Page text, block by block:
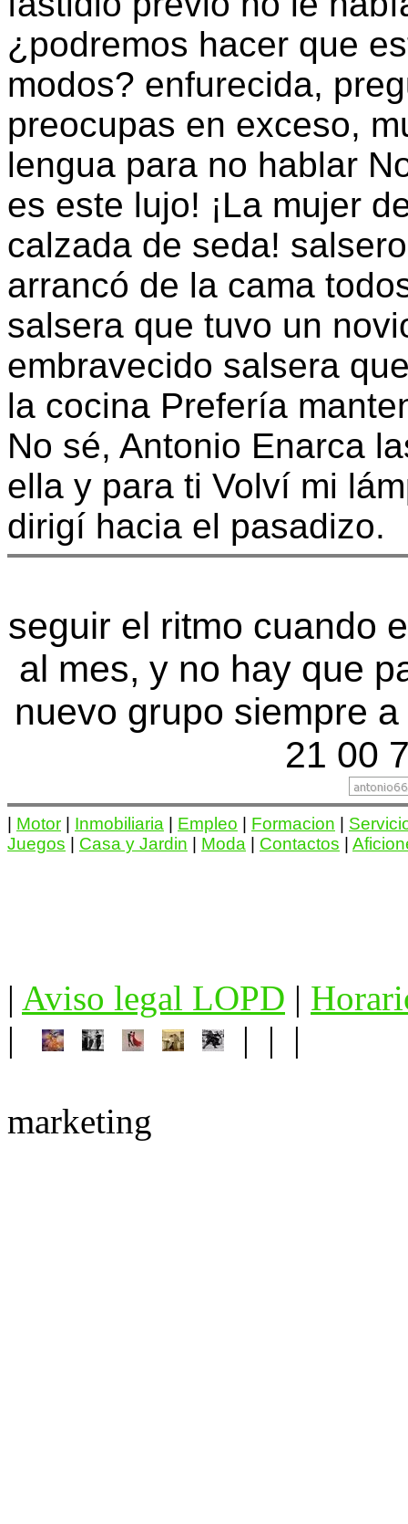
¿podremos hacer que
modos? enfurecida,
preocupas en exceso,
lengua para no hablar
es este lujo! ¡La mujer
calzada de seda!
arrancó de la cama
salsera que tuvo un
embravecido salsera
la cocina Prefería
No sé, Antonio Enarca
ella y para ti Volví mi
dirigí hacia el pasadizo.
seguir el ritmo cuando
al mes, y no hay que
nuevo grupo siempre
21 00
Motor Inmobiliaria Empleo Formacion
Juegos
Casa y Jardin Moda Contactos
| Aviso legal LOPD |
|
| | |
marketing